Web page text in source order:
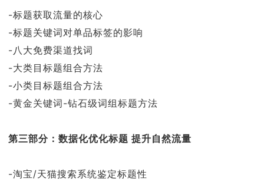
-标题获取流量的核心
-标题关键词对单品标签的影响
-八大免费渠道找词
-大类目标题组合方法
-小类目标题组合方法
-黄金关键词-钻石级词组标题方法
第三部分：数据化优化标题 提升自然流量
-淘宝/天猫搜索系统鉴定标题性